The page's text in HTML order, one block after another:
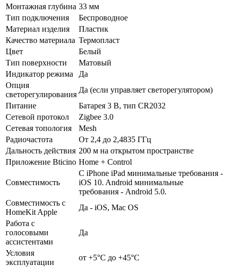
Монтажная глубина 33 мм
Тип подключения
Беспроводное
Материал изделия
Пластик
Качество материала Термопласт
Цвет
Белый
Тип поверхности
Матовый
Индикатор режима
Да
Опция
светорегулирования
Да (если управляет светорегулятором)
Питание
Батарея 3 В, тип CR2032
Сетевой протокол
Zigbee 3.0
Сетевая топология
Mesh
Радиочастота
От 2,4 до 2,4835 ГГц
Дальность действия 200 м на открытом пространстве
Приложение Bticino Home + Control
Совместимость
С iPhone iPad минимальные требования -
iOS 10. Android минимальные
требования - Android 5.0.
Совместимость с
HomeKit Apple
Да - iOS, Mac OS
Работа с
голосовыми
ассистентами
Да
Условия
эксплуатации
от +5°C до +45°C